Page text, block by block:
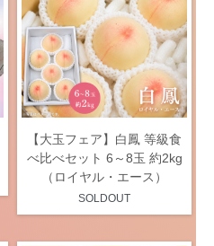
【大玉フェア】白鳳 等級食
べ比べセット 6～8玉 約2kg
（ロイヤル・エース）
SOLDOUT